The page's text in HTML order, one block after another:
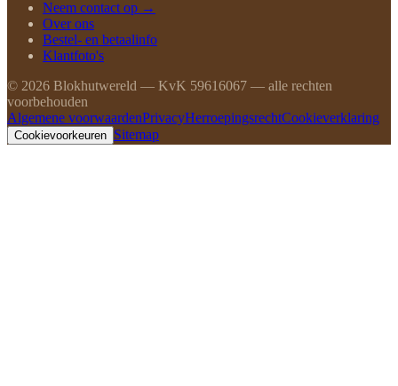
Neem contact op →
Over ons
Bestel- en betaalinfo
Klantfoto's
© 2026 Blokhutwereld — KvK 59616067 — alle rechten
voorbehouden
Algemene voorwaardenPrivacyHerroepingsrechtCookieverklaring
Cookievoorkeuren Sitemap